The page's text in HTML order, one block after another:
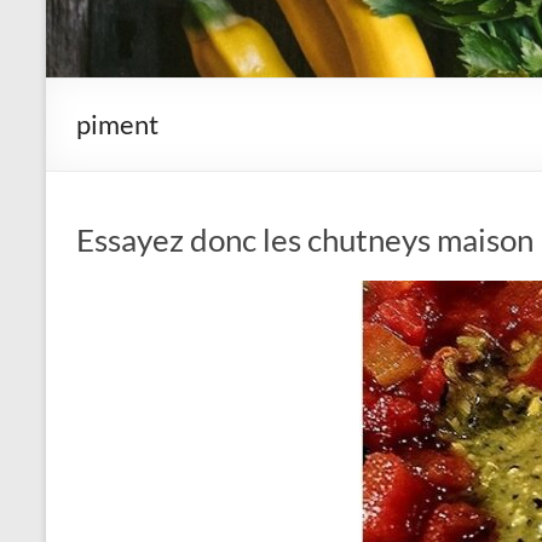
piment
Essayez donc les chutneys maison